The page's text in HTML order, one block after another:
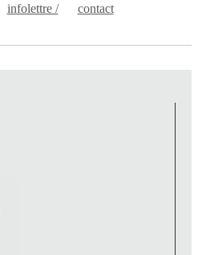
infolettre / contact